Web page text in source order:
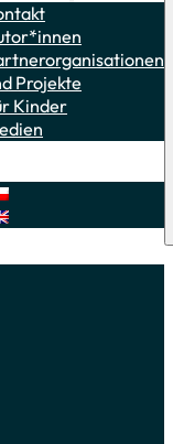
Projekte
Kinder